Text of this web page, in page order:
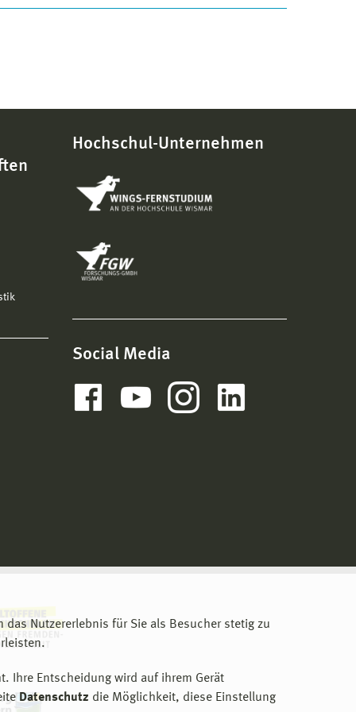
das Nutzererlebnis für Sie als Besucher stetig zu
Ihre Entscheidung wird auf ihrem Gerät
Datenschutz die Möglichkeit, diese Einstellung
Hochschul-Unternehmen
Social Media